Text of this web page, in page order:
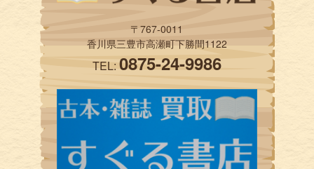
〒767-0011
香川県三豊市高瀬町下勝間1122
TEL:0875-24-9986